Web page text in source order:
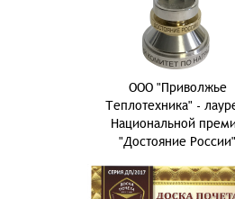
ООО "Приволжье
Теплотехника" -
Национальной
"Достояние России"